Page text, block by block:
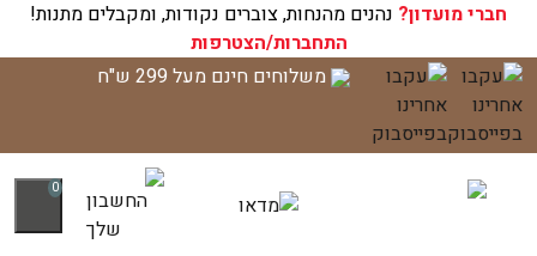
חברי מועדון? נהנים מהנחות, צוברים נקודות, ומקבלים מתנות!
התחברות/הצטרפות
דלג
לתוכן
משלוחים חינם מעל 299 ש"ח
0
עגלת הקניות שלך ריקה כעת!